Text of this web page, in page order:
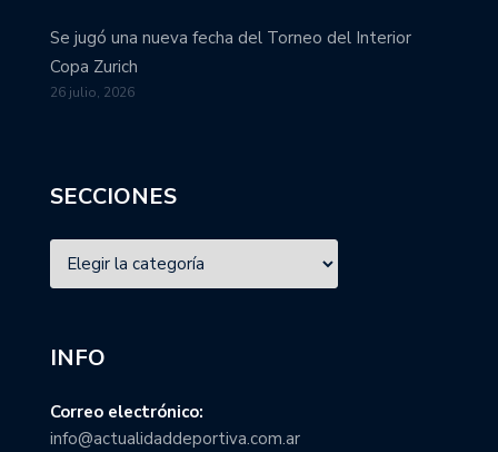
Se jugó una nueva fecha del Torneo del Interior
Copa Zurich
26 julio, 2026
SECCIONES
INFO
Correo electrónico:
info@actualidaddeportiva.com.ar